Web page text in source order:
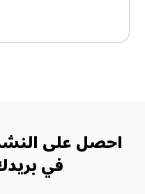
احصل على
في